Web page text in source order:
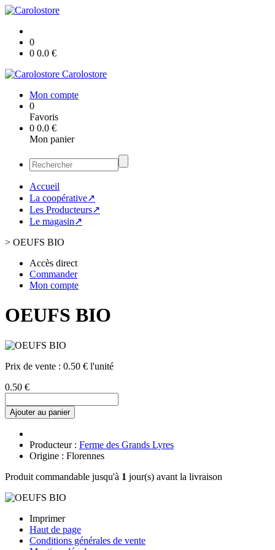
0
0 0.0 €
Carolostore
Mon compte
0
Favoris
0 0.0 €
Mon panier
Accueil
La coopérative↗
Les Producteurs↗
Le magasin↗
> OEUFS BIO
Accès direct
Commander
Mon compte
OEUFS BIO
Prix de vente : 0.50 € l'unité
0.50 €
Ajouter au panier
Producteur : Ferme des Grands Lyres
Origine : Florennes
Produit commandable jusqu'à 1 jour(s) avant la livraison
Imprimer
Haut de page
Conditions générales de vente